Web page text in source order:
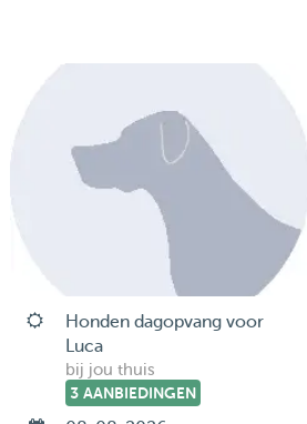
Honden dagopvang voor
Luca
bij jou thuis
3 AANBIEDINGEN